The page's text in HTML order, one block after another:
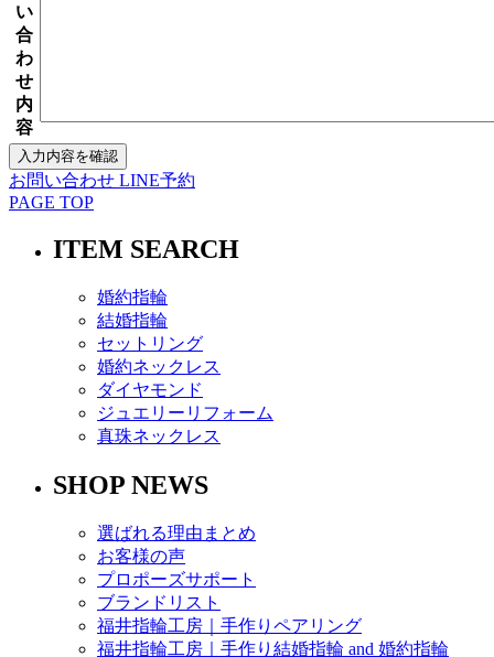
い
合
わ
せ
内
容
お問い合わせ LINE予約
PAGE TOP
ITEM SEARCH
婚約指輪
結婚指輪
セットリング
婚約ネックレス
ダイヤモンド
ジュエリーリフォーム
真珠ネックレス
SHOP NEWS
選ばれる理由まとめ
お客様の声
プロポーズサポート
ブランドリスト
福井指輪工房｜手作りペアリング
福井指輪工房｜手作り結婚指輪 and 婚約指輪